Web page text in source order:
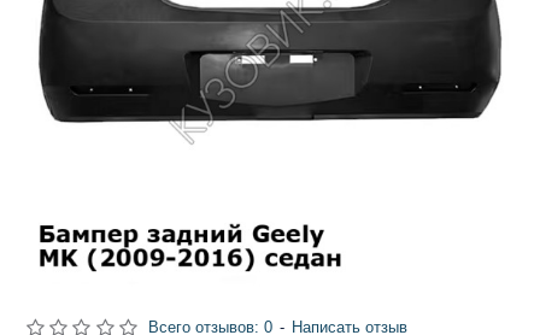
Всего отзывов: 0 - Написать отзыв